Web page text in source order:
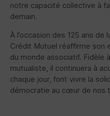
notre capacité collective à
demain.
À l’occasion des 125 ans de
Crédit Mutuel réaffirme son
du monde associatif. Fidèle
mutualiste, il continuera à
chaque jour, font vivre la
démocratie au cœur de nos